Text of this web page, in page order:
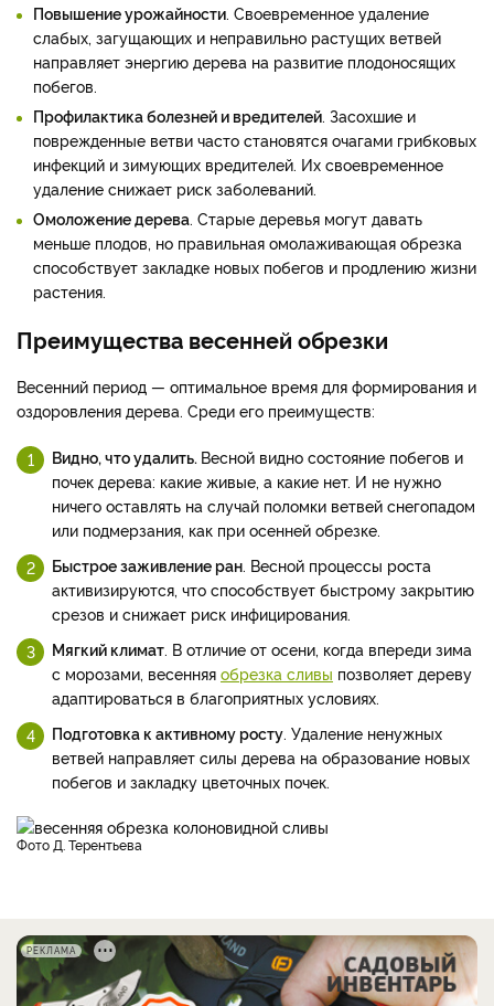
Повышение урожайности . Своевременное удаление
слабых, загущающих и неправильно растущих ветвей
направляет энергию дерева на развитие плодоносящих
побегов.
Профилактика болезней и вредителей . Засохшие и
поврежденные ветви часто становятся очагами грибковых
инфекций и зимующих вредителей. Их своевременное
удаление снижает риск заболеваний.
Омоложение дерева . Старые деревья могут давать
меньше плодов, но правильная омолаживающая обрезка
способствует закладке новых побегов и продлению жизни
растения.
Преимущества весенней обрезки
Весенний период — оптимальное время для формирования и
оздоровления дерева. Среди его преимуществ:
Видно, что удалить. Весной видно состояние побегов и
почек дерева: какие живые, а какие нет. И не нужно
ничего оставлять на случай поломки ветвей снегопадом
или подмерзания, как при осенней обрезке.
Быстрое заживление ран . Весной процессы роста
активизируются, что способствует быстрому закрытию
срезов и снижает риск инфицирования.
Мягкий климат . В отличие от осени, когда впереди зима
с морозами, весенняя обрезка сливы позволяет дереву
адаптироваться в благоприятных условиях.
Подготовка к активному росту . Удаление ненужных
ветвей направляет силы дерева на образование новых
побегов и закладку цветочных почек.
фото Д. Терентьева
РЕКЛАМА